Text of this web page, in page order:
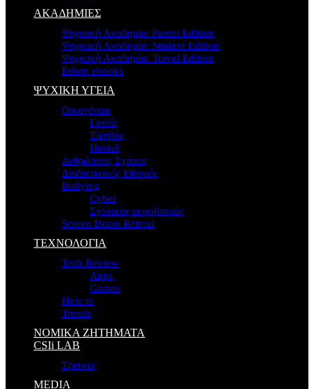
ΑΚΑΔΗΜΙΕΣ
Ψηφιακή Ακαδημία: Parent Edition
Ψηφιακή Ακαδημία: Student Edition
Ψηφιακή Ακαδημία: Travel Edition
Eshop ebooks
ΨΥΧΙΚΗ ΥΓΕΙΑ
Οικογένεια
Γονείς
Έφηβος
Παιδιά
Ανθρώπινες Σχέσεις
Διαδικτυακός Εθισμός
Bullying
Cyber
Σχολικός εκφοβισμός
Screen Detox Retreat
ΤΕΧΝΟΛΟΓΙΑ
Tech Review
Apps
Games
How to
Trends
ΝΟΜΙΚΑ ΖΗΤΗΜΑΤΑ
CSIi LAB
Έρευνες
MEDIA